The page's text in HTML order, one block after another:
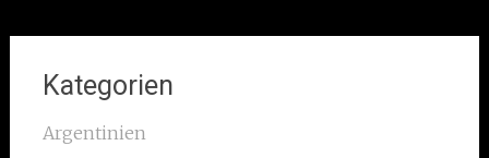
Kategorien
Argentinien